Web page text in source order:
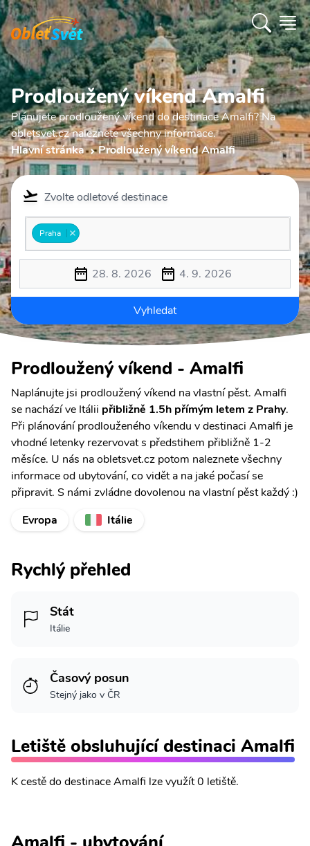
Prodloužený víkend Amalfi
Plánujete prodloužený víkend do destinace Amalfi? Na
obletsvet.cz naleznete všechny informace.
Hlavní stránka
Prodloužený víkend Amalfi
Zvolte odletové destinace
Praha
28. 8. 2026 4. 9. 2026
Vyhledat
Prodloužený víkend - Amalfi
Naplánujte jsi prodloužený víkend na vlastní pěst. Amalfi
se nachází ve Itálii přibližně 1.5h přímým letem z Prahy.
Při plánování prodlouženého víkendu v destinaci Amalfi je
vhodné letenky rezervovat s předstihem přibližně 1-2
měsíce. U nás na obletsvet.cz potom naleznete všechny
informace od ubytování, co vidět a na jaké počasí se
připravit. S námi zvládne dovolenou na vlastní pěst každý :)
Evropa
Itálie
Rychlý přehled
Stát
Itálie
Časový posun
Stejný jako v ČR
Letiště obsluhující destinaci Amalfi
K cestě do destinace Amalfi lze využít 0 letiště.